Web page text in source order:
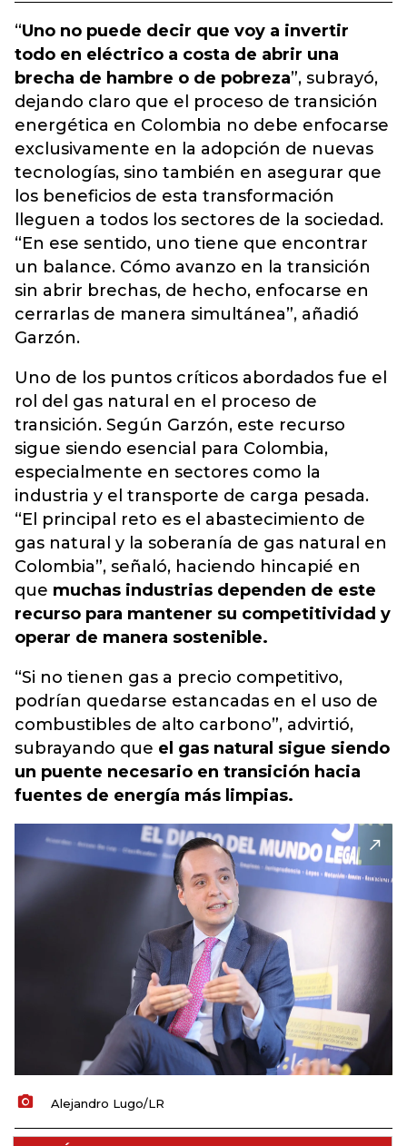
“Uno no puede decir que voy a invertir
todo en eléctrico a costa de abrir una
brecha de hambre o de pobreza”, subrayó,
dejando claro que el proceso de transición
energética en Colombia no debe enfocarse
exclusivamente en la adopción de nuevas
tecnologías, sino también en asegurar que
los beneficios de esta transformación
lleguen a todos los sectores de la sociedad.
“En ese sentido, uno tiene que encontrar
un balance. Cómo avanzo en la transición
sin abrir brechas, de hecho, enfocarse en
cerrarlas de manera simultánea”, añadió
Garzón.
Uno de los puntos críticos abordados fue el
rol del gas natural en el proceso de
transición. Según Garzón, este recurso
sigue siendo esencial para Colombia,
especialmente en sectores como la
industria y el transporte de carga pesada.
“El principal reto es el abastecimiento de
gas natural y la soberanía de gas natural en
Colombia”, señaló, haciendo hincapié en
que muchas industrias dependen de este
recurso para mantener su competitividad y
operar de manera sostenible.
“Si no tienen gas a precio competitivo,
podrían quedarse estancadas en el uso de
combustibles de alto carbono”, advirtió,
subrayando que el gas natural sigue siendo
un puente necesario en transición hacia
fuentes de energía más limpias.
Alejandro Lugo/LR